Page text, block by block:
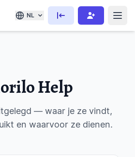
NL
Help
— waar je ze vindt,
en waarvoor ze dienen.